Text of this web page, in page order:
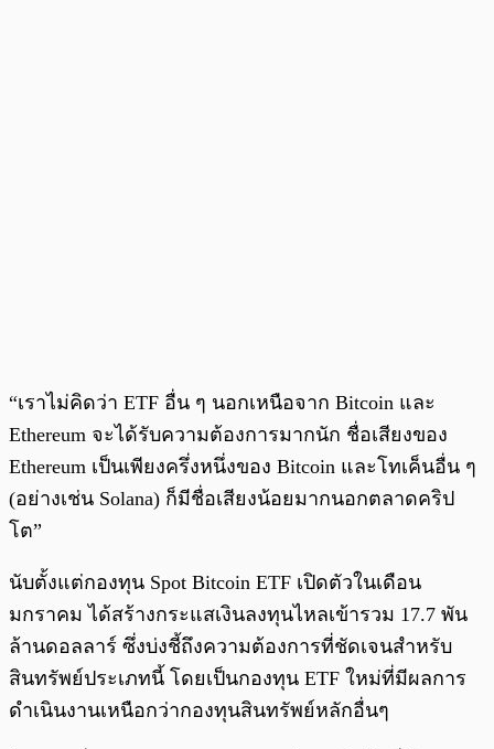
“เราไม่คิดว่า ETF อื่น ๆ นอกเหนือจาก Bitcoin และ
Ethereum จะได้รับความต้องการมากนัก ชื่อเสียงของ
Ethereum เป็นเพียงครึ่งหนึ่งของ Bitcoin และโทเค็นอื่น ๆ
(อย่างเช่น Solana) ก็มีชื่อเสียงน้อยมากนอกตลาดคริป
โต”
นับตั้งแต่กองทุน Spot Bitcoin ETF เปิดตัวในเดือน
มกราคม ได้สร้างกระแสเงินลงทุนไหลเข้ารวม 17.7 พัน
ล้านดอลลาร์ ซึ่งบ่งชี้ถึงความต้องการที่ชัดเจนสำหรับ
สินทรัพย์ประเภทนี้ โดยเป็นกองทุน ETF ใหม่ที่มีผลการ
ดำเนินงานเหนือกว่ากองทุนสินทรัพย์หลักอื่นๆ